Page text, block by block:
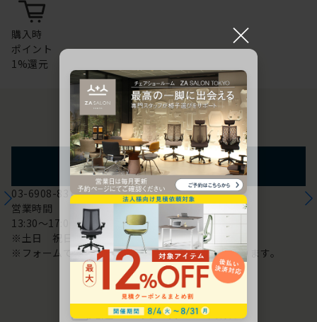
購入時
ポイント
1%還元
お問い合わせ
フォームからのお問い合わせ
03-6908-8370
営業時間
13:30～17:00
※土日 祝日は休み
※フォームでのお問い合わせは24時間対応しております。
配送・お問い合わせ営業日
×